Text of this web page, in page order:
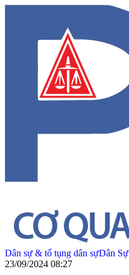
Dân sự & tố tụng dân sựDân Sự
23/09/2024 08:27